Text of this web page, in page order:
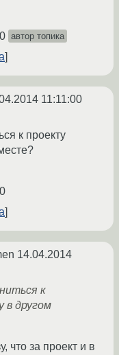
автор топика
11:11:00
к проекту
14.04.2014
к
в другом
что за проект и в